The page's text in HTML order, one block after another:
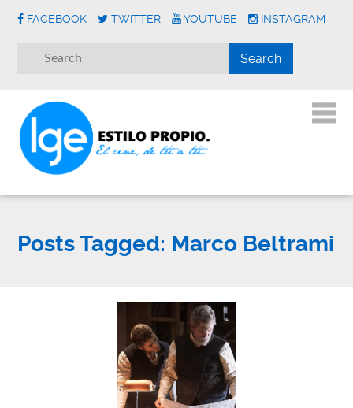
FACEBOOK TWITTER YOUTUBE INSTAGRAM
Posts Tagged: Marco Beltrami